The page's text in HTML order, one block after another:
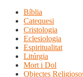
Bíblia
Catequesi
Cristologia
Eclesiologia
Espiritualitat
Litúrgia
Mort i Dol
Objectes